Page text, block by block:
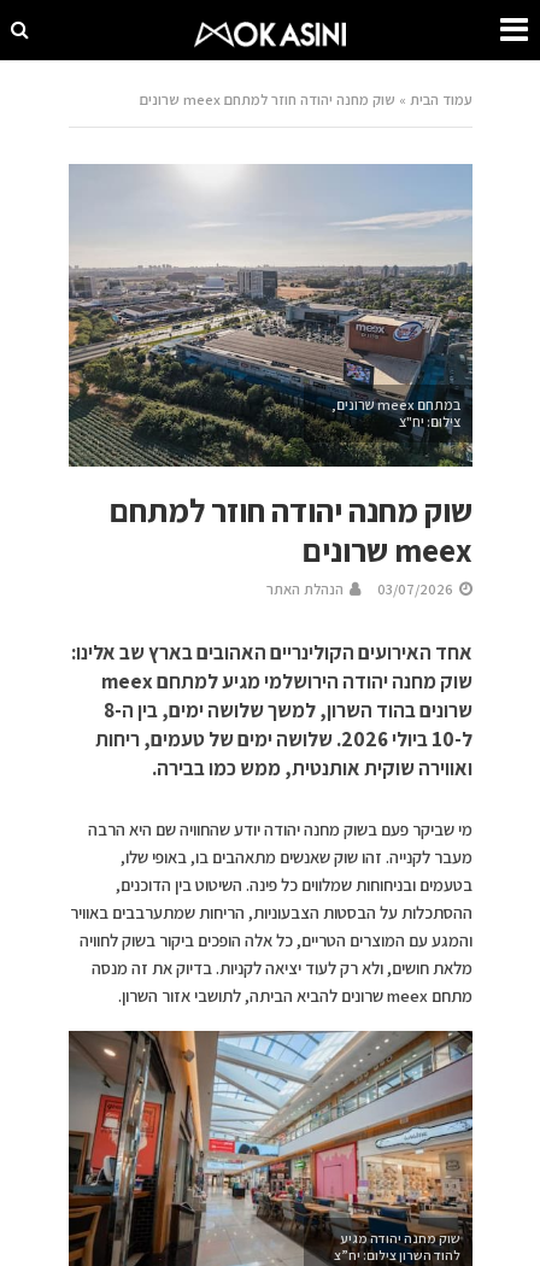
עמוד הבית » שוק מחנה יהודה חוזר למתחם meex שרונים
במתחם meex שרונים,
צילום: יח"צ
שוק מחנה יהודה חוזר למתחם
meex שרונים
03/07/2026 הנהלת האתר
אחד האירועים הקולינריים האהובים בארץ שב אלינו:
שוק מחנה יהודה הירושלמי מגיע למתחם meex
שרונים בהוד השרון, למשך שלושה ימים, בין ה-8
ל-10 ביולי 2026. שלושה ימים של טעמים, ריחות
ואווירה שוקית אותנטית, ממש כמו בבירה.
מי שביקר פעם בשוק מחנה יהודה יודע שהחוויה שם היא הרבה
מעבר לקנייה. זהו שוק שאנשים מתאהבים בו, באופי שלו,
בטעמים ובניחוחות שמלווים כל פינה. השיטוט בין הדוכנים,
ההסתכלות על הבסטות הצבעוניות, הריחות שמתערבבים באוויר
והמגע עם המוצרים הטריים, כל אלה הופכים ביקור בשוק לחוויה
מלאת חושים, ולא רק לעוד יציאה לקניות. בדיוק את זה מנסה
מתחם meex שרונים להביא הביתה, לתושבי אזור השרון.
שוק מחנה יהודה מגיע
להוד השרון צילום: יח”צ